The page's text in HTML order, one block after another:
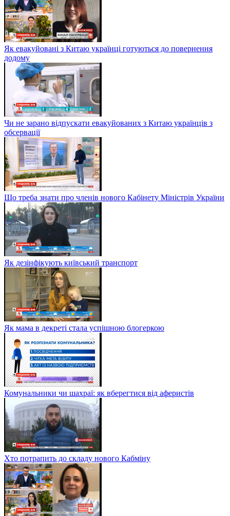
Як евакуйовані з Китаю українці готуються до повернення
додому
Чи не зарано відпускати евакуйованих з Китаю українців з
обсервації
Що треба знати про членів нового Кабінету Міністрів України
Як дезінфікують київський транспорт
Як мама в декреті стала успішною блогеркою
Комунальники чи шахраї: як вберегтися від аферистів
Хто потрапить до складу нового Кабміну